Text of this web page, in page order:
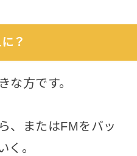
？
な方です。
、またはFMをバッ
く。